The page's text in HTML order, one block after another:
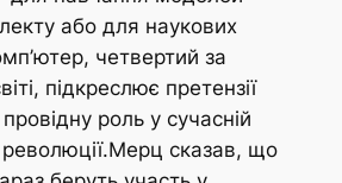
або для наукових
четвертий за
підкреслює претензії
роль у сучасній
революції.Мерц сказав, що